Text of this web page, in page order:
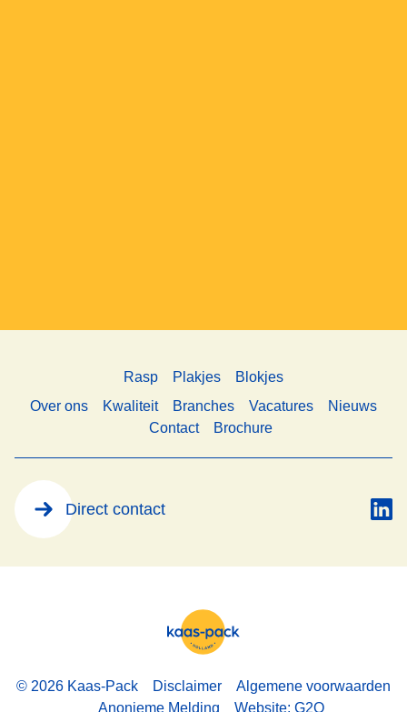
Rasp Plakjes
Blokjes
Over ons
Kwaliteit Branches Vacatures
Nieuws
Contact
Brochure
Direct contact
© 2026 Kaas-Pack Disclaimer
Algemene voorwaarden
Anonieme Melding
Website: G2O